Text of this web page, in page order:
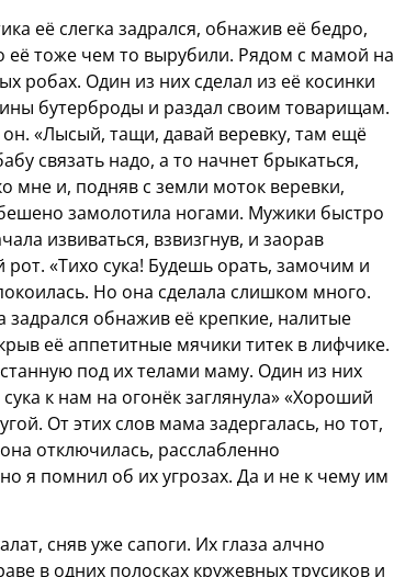
её слегка задрался, обнажив её бедро,
её тоже чем то вырубили. Рядом с мамой на
робах. Один из них сделал из её косинки
бутерброды и раздал своим товарищам.
«Лысый, тащи, давай веревку, там ещё
связать надо, а то начнет брыкаться,
мне и, подняв с земли моток веревки,
замолотила ногами. Мужики быстро
извиваться, взвизгнув, и заорав
«Тихо сука! Будешь орать, замочим и
Но она сделала слишком много.
задрался обнажив её крепкие, налитые
её аппетитные мячики титек в лифчике.
под их телами маму. Один из них
к нам на огонёк заглянула» «Хороший
От этих слов мама задергалась, но тот,
отключилась, расслабленно
я помнил об их угрозах. Да и не к чему им
сняв уже сапоги. Их глаза алчно
в одних полосках кружевных трусиков и